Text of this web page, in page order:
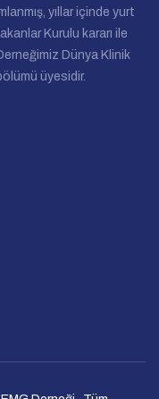
yıllar içinde yurt
Kurulu kararı ile
Dünya Klinik
üyesidir.